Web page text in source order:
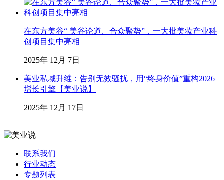
在东方美谷“ 美谷论道、合众聚势”，一大批美妆产业科
创项目集中亮相
2025年 12月 7日
美业私域升维：告别无效骚扰，用“终身价值”重构2026
增长引擎【美业说】
2025年 12月 17日
联系我们
行业动态
专题列表